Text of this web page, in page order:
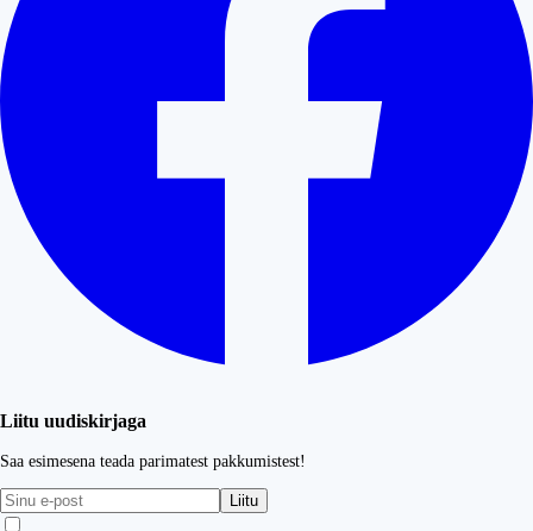
Liitu uudiskirjaga
Saa esimesena teada parimatest pakkumistest!
Liitu